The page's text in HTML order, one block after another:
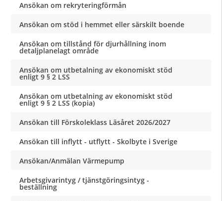
Ansökan om rekryteringförmån
Ansökan om stöd i hemmet eller särskilt boende
Ansökan om tillstånd för djurhållning inom
detaljplanelagt område
Ansökan om utbetalning av ekonomiskt stöd
enligt 9 § 2 LSS
Ansökan om utbetalning av ekonomiskt stöd
enligt 9 § 2 LSS (kopia)
Ansökan till Förskoleklass Läsåret 2026/2027
Ansökan till inflytt - utflytt - Skolbyte i Sverige
Ansökan/Anmälan Värmepump
Arbetsgivarintyg / tjänstgöringsintyg -
beställning